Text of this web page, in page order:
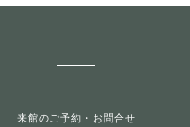
来館のご予約・お問合せ